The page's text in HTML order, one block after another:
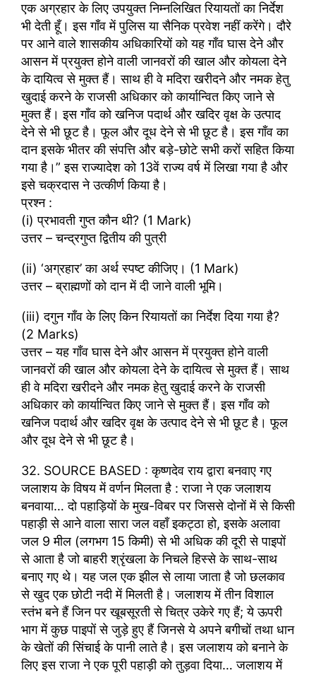
एक अग्रहार के लिए उपयुक्त निम्नलिखित रियायतों का निर्देश
भी देती हूँ। इस गाँव में पुलिस या सैनिक प्रवेश नहीं करेंगे। दौरे
पर आने वाले शासकीय अधिकारियों को यह गाँव घास देने और
आसन में प्रयुक्त होने वाली जानवरों की खाल और कोयला देने
के दायित्व से मुक्त हैं। साथ ही वे मदिरा खरीदने और नमक हेतु
खुदाई करने के राजसी अधिकार को कार्यान्वित किए जाने से
मुक्त हैं। इस गाँव को खनिज पदार्थ और खदिर वृक्ष के उत्पाद
देने से भी छूट है। फूल और दूध देने से भी छूट है। इस गाँव का
दान इसके भीतर की संपत्ति और बड़े-छोटे सभी करों सहित किया
गया है।” इस राज्यादेश को 13वें राज्य वर्ष में लिखा गया है और
इसे चक्रदास ने उत्कीर्ण किया है।
प्रश्न :
(i) प्रभावती गुप्त कौन थी? (1 Mark)
उत्तर – चन्द्रगुप्त द्वितीय की पुत्री
(ii) ‘अग्रहार’ का अर्थ स्पष्ट कीजिए। (1 Mark)
उत्तर – ब्राह्मणों को दान में दी जाने वाली भूमि।
(iii) दगुन गाँव के लिए किन रियायतों का निर्देश दिया गया है?
(2 Marks)
उत्तर – यह गाँव घास देने और आसन में प्रयुक्त होने वाली
जानवरों की खाल और कोयला देने के दायित्व से मुक्त हैं। साथ
ही वे मदिरा खरीदने और नमक हेतु खुदाई करने के राजसी
अधिकार को कार्यान्वित किए जाने से मुक्त हैं। इस गाँव को
खनिज पदार्थ और खदिर वृक्ष के उत्पाद देने से भी छूट है। फूल
और दूध देने से भी छूट है।
32. SOURCE BASED : कृष्णदेव राय द्वारा बनवाए गए
जलाशय के विषय में वर्णन मिलता है : राजा ने एक जलाशय
बनवाया… दो पहाड़ियों के मुख-विबर पर जिससे दोनों में से किसी
पहाड़ी से आने वाला सारा जल वहाँ इकट्ठा हो, इसके अलावा
जल 9 मील (लगभग 15 किमी) से भी अधिक की दूरी से पाइपों
से आता है जो बाहरी श्रृंखला के निचले हिस्से के साथ-साथ
बनाए गए थे। यह जल एक झील से लाया जाता है जो छलकाव
से खुद एक छोटी नदी में मिलती है। जलाशय में तीन विशाल
स्तंभ बने हैं जिन पर खूबसूरती से चित्र उकेरे गए हैं; ये ऊपरी
भाग में कुछ पाइपों से जुड़े हुए हैं जिनसे ये अपने बगीचों तथा धान
के खेतों की सिंचाई के पानी लाते है। इस जलाशय को बनाने के
लिए इस राजा ने एक पूरी पहाड़ी को तुड़वा दिया… जलाशय में